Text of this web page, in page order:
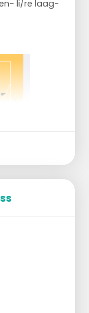
rustige
li/re laag-